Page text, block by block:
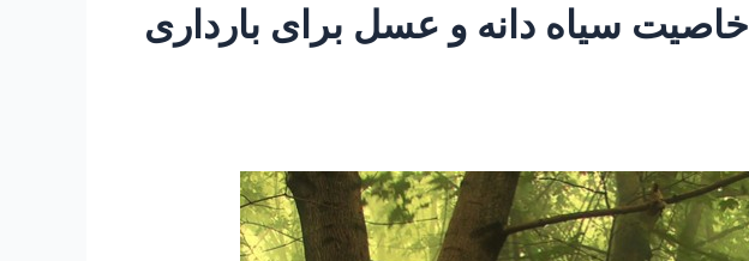
خاصیت سیاه دانه و عسل برای بارداری